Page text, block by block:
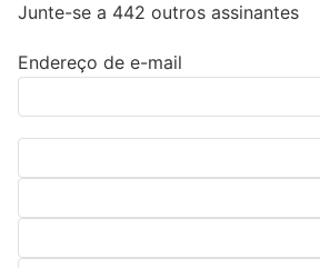
Junte-se a 442 outros assinantes
Endereço de e-mail